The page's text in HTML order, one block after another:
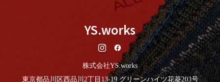
YS.works
株式会社YS.works
東京都品川区西品川2丁目13-19 グリーンハイツ花菱203号